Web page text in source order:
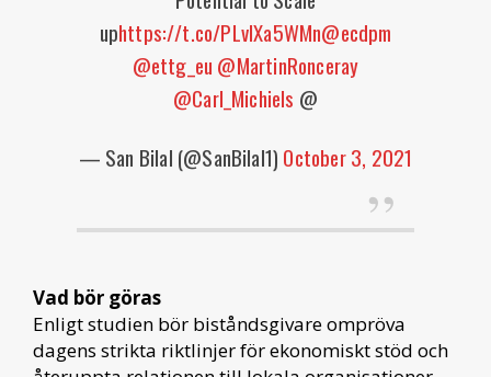
uphttps://t.co/PLvlXa5WMn@ecdpm
@ettg_eu @MartinRonceray
@Carl_Michiels @
— San Bilal (@SanBilal1) October 3, 2021
Vad bör göras
Enligt studien bör biståndsgivare ompröva
dagens strikta riktlinjer för ekonomiskt stöd och